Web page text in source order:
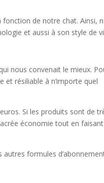
de notre chat. Ainsi,
et aussi à son style de
nous convenait le mieux.
et résiliable à n’importe quel
Si les produits sont de
économie tout en faisant
formules